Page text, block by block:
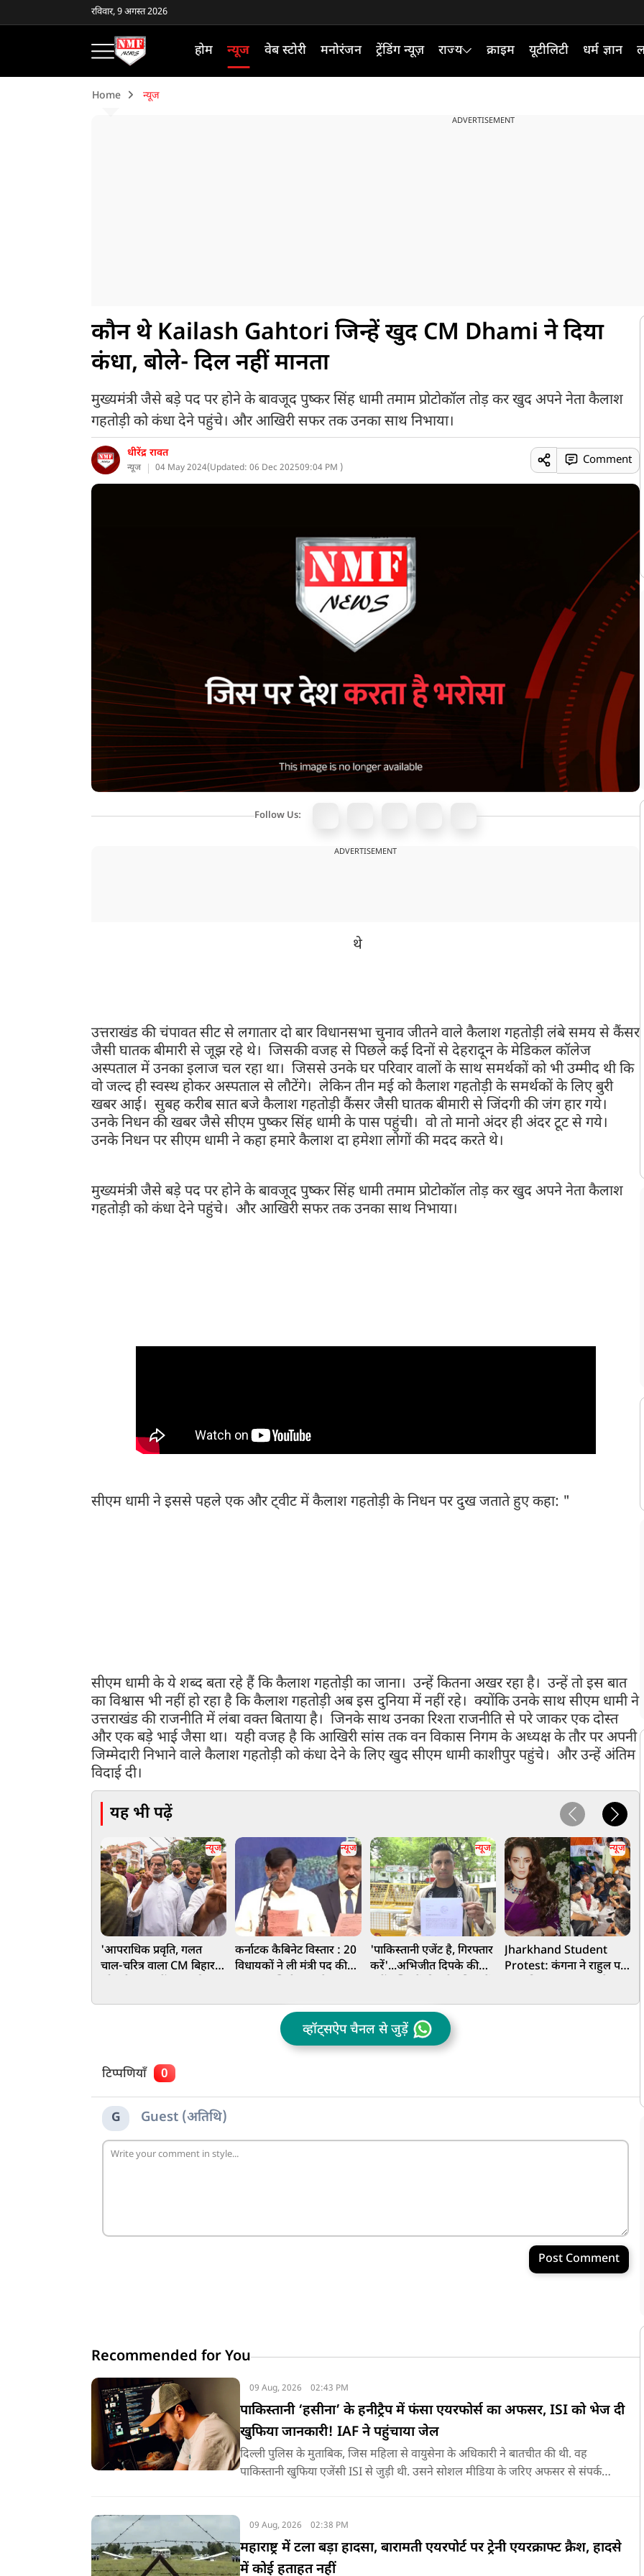
रविवार, 9 अगस्त 2026
होम न्यूज वेब स्टोरी मनोरंजन ट्रेंडिंग न्यूज़ राज्य क्राइम यूटीलिटी धर्म ज्ञान
Home न्यूज
ADVERTISEMENT
कौन थे Kailash Gahtori जिन्हें खुद CM Dhami ने दिया
कंधा, बोले- दिल नहीं मानता
मुख्यमंत्री जैसे बड़े पद पर होने के बावजूद पुष्कर सिंह धामी तमाम प्रोटोकॉल तोड़ कर खुद अपने नेता कैलाश
गहतोड़ी को कंधा देने पहुंचे। और आखिरी सफर तक उनका साथ निभाया।
धीरेंद्र रावत
न्यूज 04 May 2024(Updated: 06 Dec 202509:04 PM )
Comment
Follow Us:
ADVERTISEMENT
थे
उत्तराखंड की चंपावत सीट से लगातार दो बार विधानसभा चुनाव जीतने वाले कैलाश गहतोड़ी लंबे समय से कैंसर
जैसी घातक बीमारी से जूझ रहे थे। जिसकी वजह से पिछले कई दिनों से देहरादून के मेडिकल कॉलेज
अस्पताल में उनका इलाज चल रहा था। जिससे उनके घर परिवार वालों के साथ समर्थकों को भी उम्मीद थी कि
वो जल्द ही स्वस्थ होकर अस्पताल से लौटेंगे। लेकिन तीन मई को कैलाश गहतोड़ी के समर्थकों के लिए बुरी
खबर आई। सुबह करीब सात बजे कैलाश गहतोड़ी कैंसर जैसी घातक बीमारी से जिंदगी की जंग हार गये।
उनके निधन की खबर जैसे सीएम पुष्कर सिंह धामी के पास पहुंची। वो तो मानो अंदर ही अंदर टूट से गये।
उनके निधन पर सीएम धामी ने कहा हमारे कैलाश दा हमेशा लोगों की मदद करते थे।
मुख्यमंत्री जैसे बड़े पद पर होने के बावजूद पुष्कर सिंह धामी तमाम प्रोटोकॉल तोड़ कर खुद अपने नेता कैलाश
गहतोड़ी को कंधा देने पहुंचे। और आखिरी सफर तक उनका साथ निभाया।
सीएम धामी ने इससे पहले एक और ट्वीट में कैलाश गहतोड़ी के निधन पर दुख जताते हुए कहा: "
सीएम धामी के ये शब्द बता रहे हैं कि कैलाश गहतोड़ी का जाना। उन्हें कितना अखर रहा है। उन्हें तो इस बात
का विश्वास भी नहीं हो रहा है कि कैलाश गहतोड़ी अब इस दुनिया में नहीं रहे। क्योंकि उनके साथ सीएम धामी ने
उत्तराखंड की राजनीति में लंबा वक्त बिताया है। जिनके साथ उनका रिश्ता राजनीति से परे जाकर एक दोस्त
और एक बड़े भाई जैसा था। यही वजह है कि आखिरी सांस तक वन विकास निगम के अध्यक्ष के तौर पर अपनी
जिम्मेदारी निभाने वाले कैलाश गहतोड़ी को कंधा देने के लिए खुद सीएम धामी काशीपुर पहुंचे। और उन्हें अंतिम
विदाई दी।
यह भी पढ़ें
न्यूज
'आपराधिक प्रवृति, गलत
चाल-चरित्र वाला CM बिहार
न्यूज
कर्नाटक कैबिनेट विस्तार : 20
विधायकों ने ली मंत्री पद की
न्यूज
'पाकिस्तानी एजेंट है, गिरफ्तार
करें'...अभिजीत दिपके की
मांग
न्यूज
Jharkhand Student
Protest: कंगना ने राहुल पर
व्हॉट्सऐप चैनल से जुड़ें
टिप्पणियाँ 0
G Guest (अतिथि)
Post Comment
Recommended for You
09 Aug, 2026 02:43 PM
पाकिस्तानी ‘हसीना’ के हनीट्रैप में फंसा एयरफोर्स का अफसर, ISI को भेज दी
खुफिया जानकारी! IAF ने पहुंचाया जेल
दिल्ली पुलिस के मुताबिक, जिस महिला से वायुसेना के अधिकारी ने बातचीत की थी. वह
पाकिस्तानी खुफिया एजेंसी ISI से जुड़ी थी. उसने सोशल मीडिया के जरिए अफसर से संपर्क
09 Aug, 2026 02:38 PM
महाराष्ट्र में टला बड़ा हादसा, बारामती एयरपोर्ट पर ट्रेनी एयरक्राफ्ट क्रैश, हादसे
में कोई हताहत नहीं